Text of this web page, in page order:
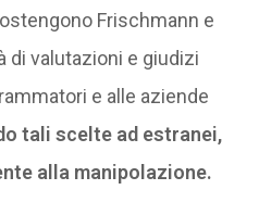
Frischmann e
di valutazioni e giudizi
e alle aziende
tali scelte ad estranei,
alla manipolazione.